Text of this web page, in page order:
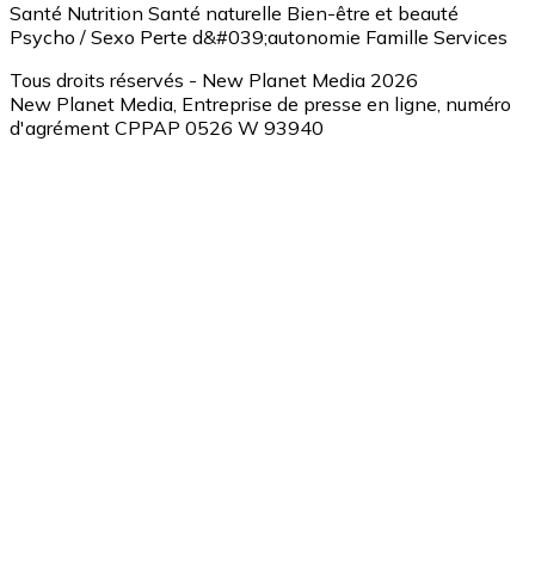
Santé Nutrition Santé naturelle Bien-être et beauté
Psycho / Sexo Perte d&#039;autonomie Famille Services
Tous droits réservés - New Planet Media 2026
New Planet Media, Entreprise de presse en ligne, numéro
d'agrément CPPAP 0526 W 93940